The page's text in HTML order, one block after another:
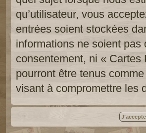
qu’utilisateur, vous
entrées soient stockées
informations ne soient
consentement, ni «
pourront être tenus
visant à compromettre les